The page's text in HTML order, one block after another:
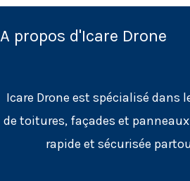
d’une
façade
Bruxelles
A propos d'Icare Drone
Icare Drone est spécialisé dans
de toitures, façades et
rapide et sécurisée